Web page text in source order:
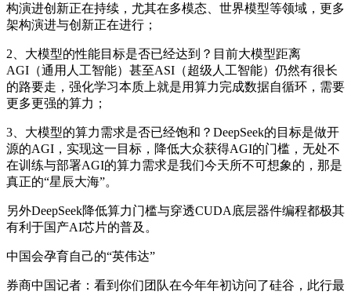
构演进创新正在持续，尤其在多模态、世界模型等领域，更多
架构演进与创新正在进行；
2、大模型的性能目标是否已经达到？目前大模型距离
AGI（通用人工智能）甚至ASI（超级人工智能）仍然有很长
的路要走，强化学习本质上就是用算力完成数据自循环，需要
更多更强的算力；
3、大模型的算力需求是否已经饱和？DeepSeek的目标是做开
源的AGI，实现这一目标，降低大众获得AGI的门槛，无处不
在训练与部署AGI的算力需求是我们今天所不可想象的，那是
真正的“星辰大海”。
另外DeepSeek降低算力门槛与穿透CUDA底层器件编程都极其
有利于国产AI芯片的普及。
中国会孕育自己的“英伟达”
券商中国记者：看到你们团队在今年年初访问了硅谷，此行最